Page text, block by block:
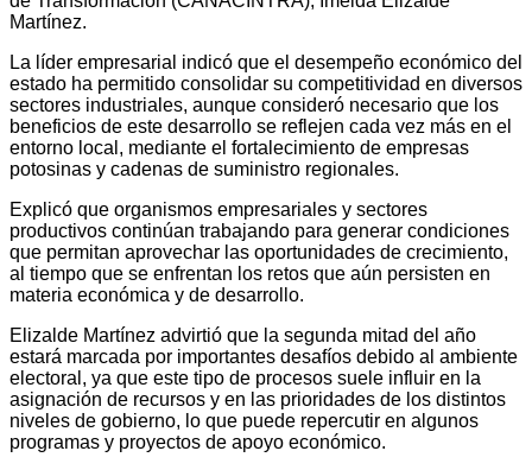
Martínez.
La líder empresarial indicó que el desempeño económico del
estado ha permitido consolidar su competitividad en diversos
sectores industriales, aunque consideró necesario que los
beneficios de este desarrollo se reflejen cada vez más en el
entorno local, mediante el fortalecimiento de empresas
potosinas y cadenas de suministro regionales.
Explicó que organismos empresariales y sectores
productivos continúan trabajando para generar condiciones
que permitan aprovechar las oportunidades de crecimiento,
al tiempo que se enfrentan los retos que aún persisten en
materia económica y de desarrollo.
Elizalde Martínez advirtió que la segunda mitad del año
estará marcada por importantes desafíos debido al ambiente
electoral, ya que este tipo de procesos suele influir en la
asignación de recursos y en las prioridades de los distintos
niveles de gobierno, lo que puede repercutir en algunos
programas y proyectos de apoyo económico.